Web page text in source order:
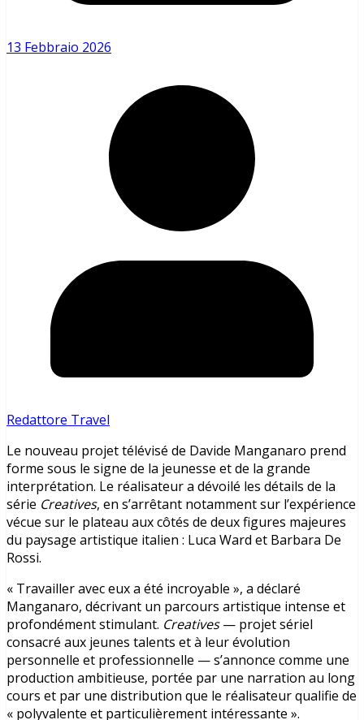
13 Febbraio 2026
Redattore Travel
Le nouveau projet télévisé de Davide Manganaro prend
forme sous le signe de la jeunesse et de la grande
interprétation. Le réalisateur a dévoilé les détails de la
série Creatives, en s’arrêtant notamment sur l’expérience
vécue sur le plateau aux côtés de deux figures majeures
du paysage artistique italien : Luca Ward et Barbara De
Rossi.
« Travailler avec eux a été incroyable », a déclaré
Manganaro, décrivant un parcours artistique intense et
profondément stimulant. Creatives— projet sériel
consacré aux jeunes talents et à leur évolution
personnelle et professionnelle — s’annonce comme une
production ambitieuse, portée par une narration au long
cours et par une distribution que le réalisateur qualifie de
« polyvalente et particulièrement intéressante ».